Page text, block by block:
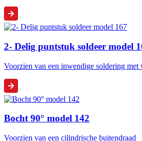
2- Delig puntstuk soldeer model
Voorzien van een inwendige soldering
Bocht 90° model 142
Voorzien van een cilindrische buitendraad